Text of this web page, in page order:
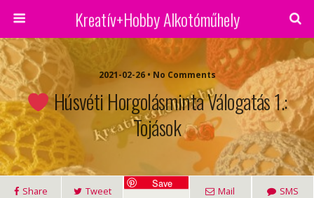
Kreatív+Hobby Alkotóműhely
2021-02-26 • No Comments
Húsvéti Horgolásminta Válogatás 1.:
Tojások
Share Tweet
Save
Mail SMS